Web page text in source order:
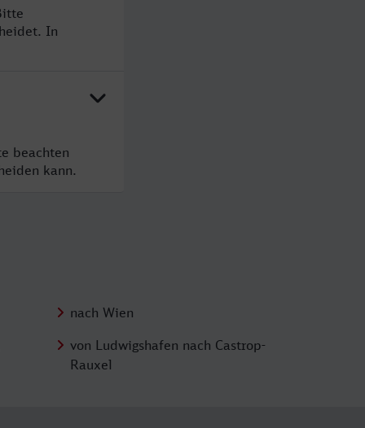
In
beachten
kann.
nach Wien
von Ludwigshafen nach Castrop-
Rauxel